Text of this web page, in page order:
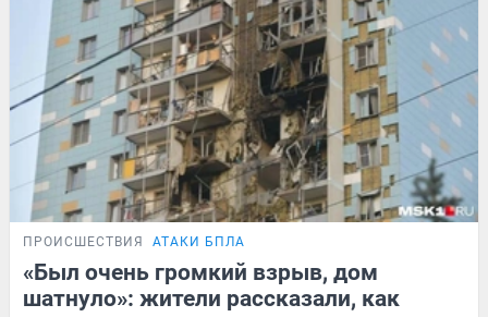
ПРОИСШЕСТВИЯ АТАКИ БПЛА
«Был очень громкий взрыв, дом
шатнуло»: жители рассказали, как